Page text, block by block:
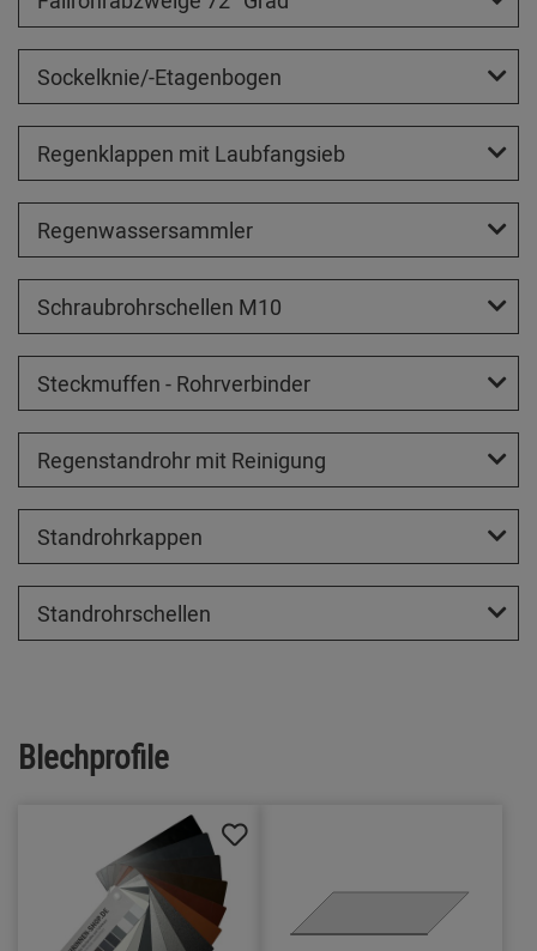
Sockelknie/-Etagenbogen
Regenklappen mit Laubfangsieb
Regenwassersammler
Schraubrohrschellen M10
Steckmuffen - Rohrverbinder
Regenstandrohr mit Reinigung
Standrohrkappen
Standrohrschellen
Blechprofile